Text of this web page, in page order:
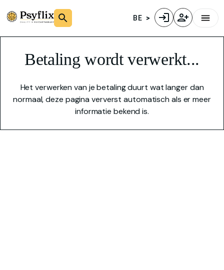
BE
Betaling wordt verwerkt...
Het verwerken van je betaling duurt wat langer dan
normaal, deze pagina ververst automatisch als er meer
informatie bekend is.